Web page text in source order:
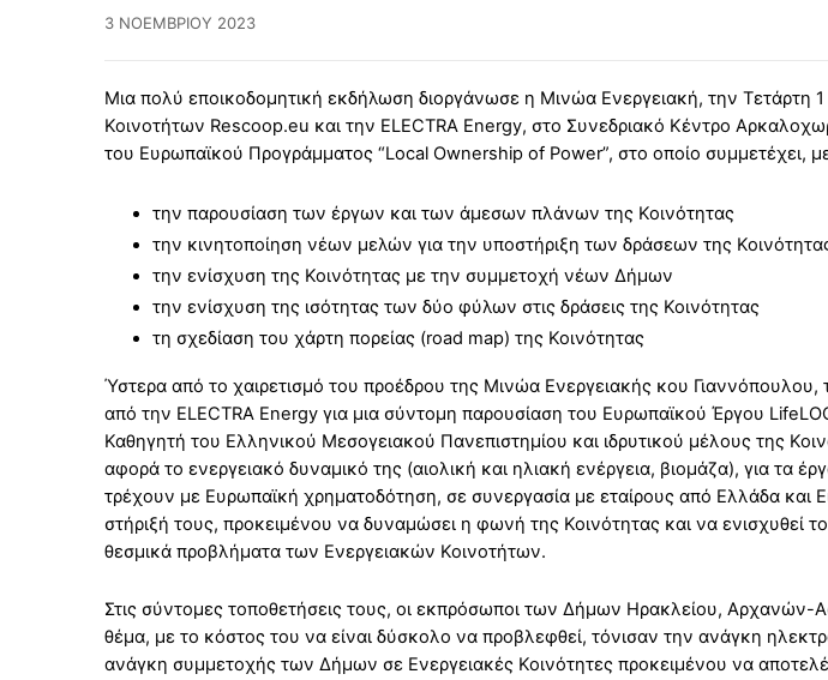
3 ΝΟΕΜΒΡΊΟΥ 2023
Μια πολύ εποικοδομητική εκδήλωση διοργάνωσε η Μινώα Ενεργειακή, την
Κοινοτήτων Rescoop.eu και την ELECTRA Energy, στο Συνεδριακό Κέντρο
του Ευρωπαϊκού Προγράμματος “Local Ownership of Power”, στο οποίο συμμετέχει,
την παρουσίαση των έργων και των άμεσων πλάνων της Κοινότητας
την κινητοποίηση νέων μελών για την υποστήριξη των δράσεων της
την ενίσχυση της Κοινότητας με την συμμετοχή νέων Δήμων
την ενίσχυση της ισότητας των δύο φύλων στις δράσεις της Κοινότητας
τη σχεδίαση του χάρτη πορείας (road map) της Κοινότητας
Ύστερα από το χαιρετισμό του προέδρου της Μινώα Ενεργειακής κου
από την ELECTRA Energy για μια σύντομη παρουσίαση του Ευρωπαϊκού Έργου
Καθηγητή του Ελληνικού Μεσογειακού Πανεπιστημίου και ιδρυτικού μέλους της
αφορά το ενεργειακό δυναμικό της (αιολική και ηλιακή ενέργεια, βιομάζα), για τα
τρέχουν με Ευρωπαϊκή χρηματοδότηση, σε συνεργασία με εταίρους από Ελλάδα
στήριξή τους, προκειμένου να δυναμώσει η φωνή της Κοινότητας και να ενισχυθεί
θεσμικά προβλήματα των Ενεργειακών Κοινοτήτων.
Στις σύντομες τοποθετήσεις τους, οι εκπρόσωποι των Δήμων Ηρακλείου, Αρχανών-
θέμα, με το κόστος του να είναι δύσκολο να προβλεφθεί, τόνισαν την ανάγκη
ανάγκη συμμετοχής των Δήμων σε Ενεργειακές Κοινότητες προκειμένου να